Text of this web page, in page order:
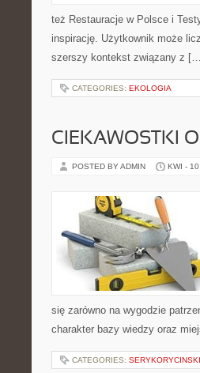
też Restauracje w Polsce i
inspirację. Użytkownik może
szerszy kontekst związany z
CATEGORIES: EKOLOGIA
CIEKAWOSTKI
POSTED BY ADMIN KWI -
się zarówno na wygodzie
charakter bazy wiedzy oraz
CATEGORIES: